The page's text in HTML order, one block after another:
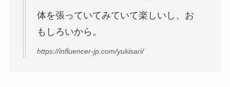
体を張っていてみていて楽しいし、お
もしろいから。
https://influencer-jp.com/yukisari/